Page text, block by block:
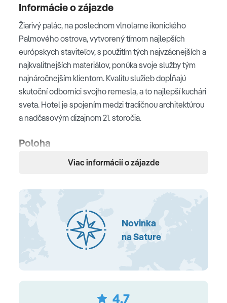
Informácie o zájazde
Žiarivý palác, na poslednom vlnolame ikonického
Palmového ostrova, vytvorený tímom najlepších
európskych staviteľov, s použitím tých najvzácnejších a
najkvalitnejších materiálov, ponúka svoje služby tým
najnáročnejším klientom. Kvalitu služieb dopĺňajú
skutoční odborníci svojho remesla, a to najlepší kuchári
sveta. Hotel je spojením medzi tradičnou architektúrou
a nadčasovým dizajnom 21. storočia.
Poloha
na ikonickom Palmovom ostrove • cca 30 min Business
piesočnatej pláži
jedna z najkrajších pláží Palmového ostrova s bielym
pieskom • s pozvoľným vstupom do mora • ležadlá,
Ubytovanie
Viac informácií o zájazde
Novinka
na Sature
4.7